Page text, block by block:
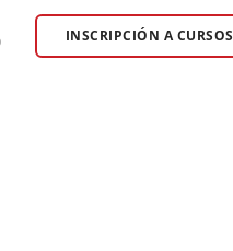
INSCRIPCIÓN A CURSOS